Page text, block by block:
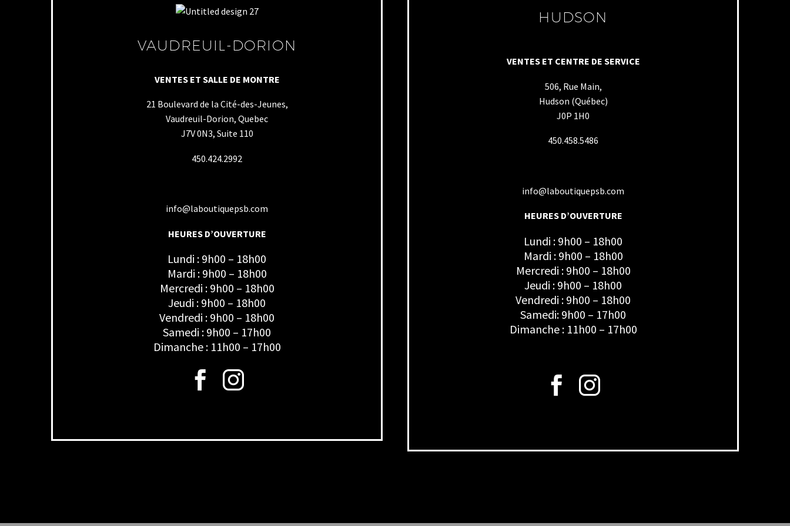
VAUDREUIL-DORION
VENTES ET SALLE DE MONTRE
21 Boulevard de la Cité-des-Jeunes,
Vaudreuil-Dorion, Quebec
J7V 0N3, Suite 110
450.424.2992
info@laboutiquepsb.com
HEURES D’OUVERTURE
Lundi : 9h00 – 18h00
Mardi : 9h00 – 18h00
Mercredi : 9h00 – 18h00
Jeudi : 9h00 – 18h00
Vendredi : 9h00 – 18h00
Samedi : 9h00 – 17h00
Dimanche : 11h00 – 17h00
HUDSON
VENTES ET CENTRE DE SERVICE
506, Rue Main,
Hudson (Québec)
J0P 1H0
450.458.5486
info@laboutiquepsb.com
HEURES D’OUVERTURE
Lundi : 9h00 – 18h00
Mardi : 9h00 – 18h00
Mercredi : 9h00 – 18h00
Jeudi : 9h00 – 18h00
Vendredi : 9h00 – 18h00
Samedi: 9h00 – 17h00
Dimanche : 11h00 – 17h00